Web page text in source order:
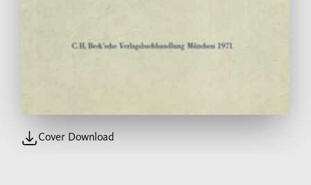
Cover Download